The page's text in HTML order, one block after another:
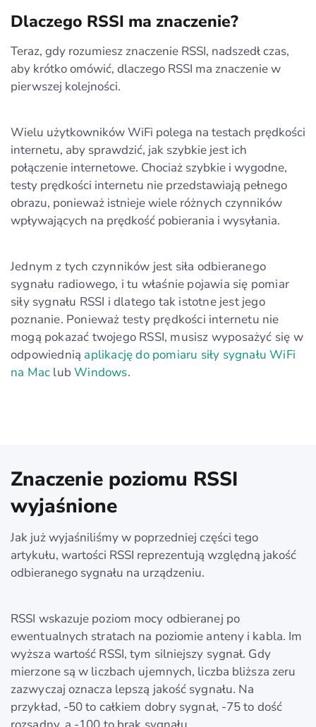
Dlaczego RSSI ma znaczenie?
Teraz, gdy rozumiesz znaczenie RSSI, nadszedł czas,
aby krótko omówić, dlaczego RSSI ma znaczenie w
pierwszej kolejności.
Wielu użytkowników WiFi polega na testach prędkości
internetu, aby sprawdzić, jak szybkie jest ich
połączenie internetowe. Chociaż szybkie i wygodne,
testy prędkości internetu nie przedstawiają pełnego
obrazu, ponieważ istnieje wiele różnych czynników
wpływających na prędkość pobierania i wysyłania.
Jednym z tych czynników jest siła odbieranego
sygnału radiowego, i tu właśnie pojawia się pomiar
siły sygnału RSSI i dlatego tak istotne jest jego
poznanie. Ponieważ testy prędkości internetu nie
mogą pokazać twojego RSSI, musisz wyposażyć się w
odpowiednią aplikację do pomiaru siły sygnału WiFi
na Mac lubWindows.
Znaczenie poziomu RSSI
wyjaśnione
Jak już wyjaśniliśmy w poprzedniej części tego
artykułu, wartości RSSI reprezentują względną jakość
odbieranego sygnału na urządzeniu.
RSSI wskazuje poziom mocy odbieranej po
ewentualnych stratach na poziomie anteny i kabla. Im
wyższa wartość RSSI, tym silniejszy sygnał. Gdy
mierzone są w liczbach ujemnych, liczba bliższa zeru
zazwyczaj oznacza lepszą jakość sygnału. Na
przykład, -50 to całkiem dobry sygnał, -75 to dość